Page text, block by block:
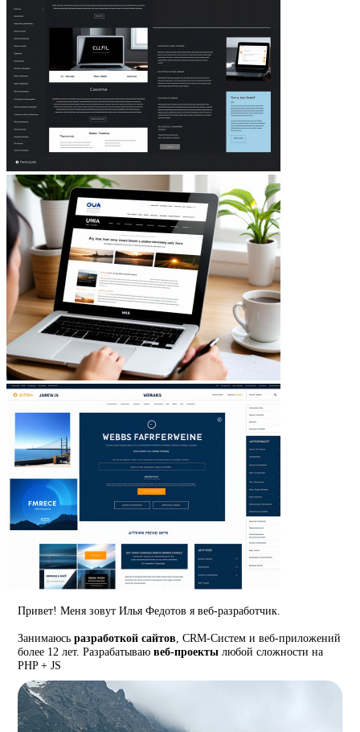
Привет! Меня зовут Илья Федотов я веб-разработчик.
Занимаюсьразработкой сайтов, CRM-Систем и веб-приложений
более 12 лет. Разрабатываювеб-проекты любой сложности на
PHP + JS